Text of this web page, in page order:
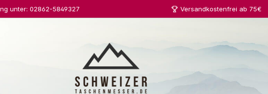
unter: 02862-5849327 Versandkostenfrei ab 75€